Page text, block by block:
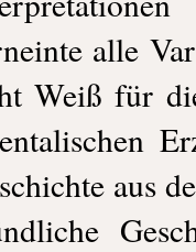
alle
Weiß für
aus